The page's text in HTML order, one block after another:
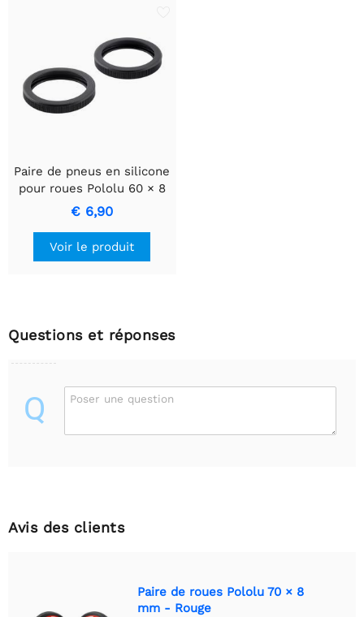
Paire de pneus en silicone
pour roues Pololu 60 × 8
mm/70 × 8 mm
€ 6,90
Voir le produit
Questions et réponses
Q Poser une question
Avis des clients
Paire de roues Pololu 70 × 8
mm - Rouge